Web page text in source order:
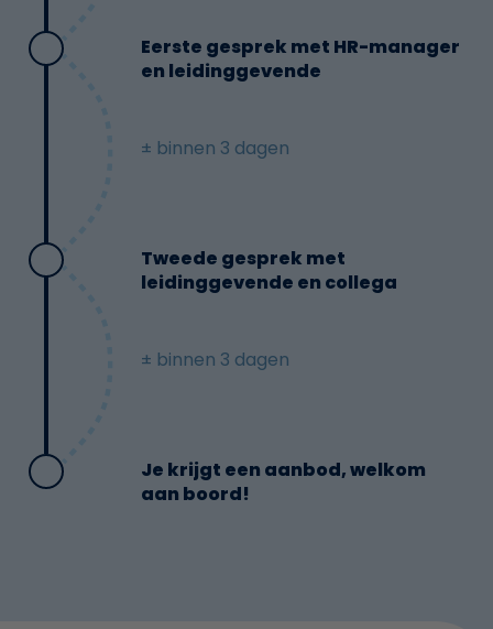
± binnen 3 dagen
Eerste gesprek met HR-manager
en leidinggevende
± binnen 3 dagen
Tweede gesprek met
leidinggevende en collega
Je krijgt een aanbod, welkom
aan boord!